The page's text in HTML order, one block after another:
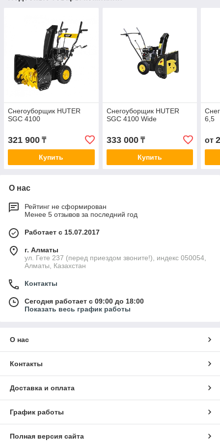
Снегоуборщик HUTER
SGC 4100
321 900 ₸
Купить
Снегоуборщик HUTER
SGC 4100 Wide
333 000₸
Купить
6,5
от
О нас
Рейтинг не сформирован
Менее 5 отзывов за последний год
Работает с 15.07.2017
г. Алматы
ул. Гете 237 (перед приездом звоните!), индекс 050054,
Алматы, Казахстан
Контакты
Сегодня работает с 09:00 до 18:00
Показать весь график работы
О нас
Контакты
Доставка и оплата
График работы
Полная версия сайта